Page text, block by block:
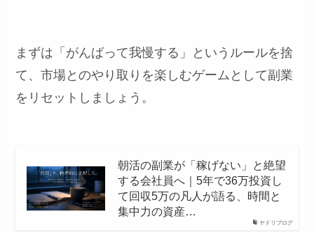
まずは「がんばって我慢する」というルールを捨
て、市場とのやり取りを楽しむゲームとして副業
をリセットしましょう。
ヤドリブログ
朝活の副業が「稼げない」と絶望
する会社員へ｜5年で36万投資し
て回収5万の凡人が語る、時間と
集中力の資産…